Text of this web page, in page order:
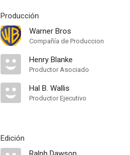
Producción
Warner Bros
Compañía de Produccion
Henry Blanke
Productor Asociado
Hal B. Wallis
Productor Ejecutivo
Edición